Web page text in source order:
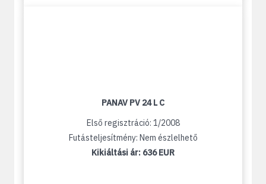
PANAV PV 24 L C
Első regisztráció: 1/2008
Futásteljesítmény: Nem észlelhető
Kikiáltási ár: 636 EUR